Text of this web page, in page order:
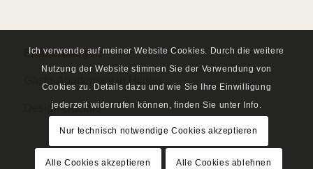
Empfehlungen
Design-Doctors
Ich verwende auf meiner Website Cookies. Durch die weitere
Nutzung der Website stimmen Sie der Verwendung von
Cookies zu. Details dazu und wie Sie Ihre Einwilligung
jederzeit widerrufen können, finden Sie unter Info.
Nur technisch notwendige Cookies akzeptieren
Alle Cookies akzeptieren Alle Cookies ablehnen